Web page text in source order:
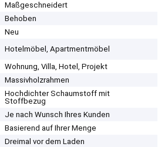
Maßgeschneidert
Behoben
Neu
Hotelmöbel, Apartmentmöbel
Wohnung, Villa, Hotel, Projekt
Massivholzrahmen
Hochdichter Schaumstoff mit
Stoffbezug
Je nach Wunsch Ihres Kunden
Basierend auf Ihrer Menge
Dreimal vor dem Laden